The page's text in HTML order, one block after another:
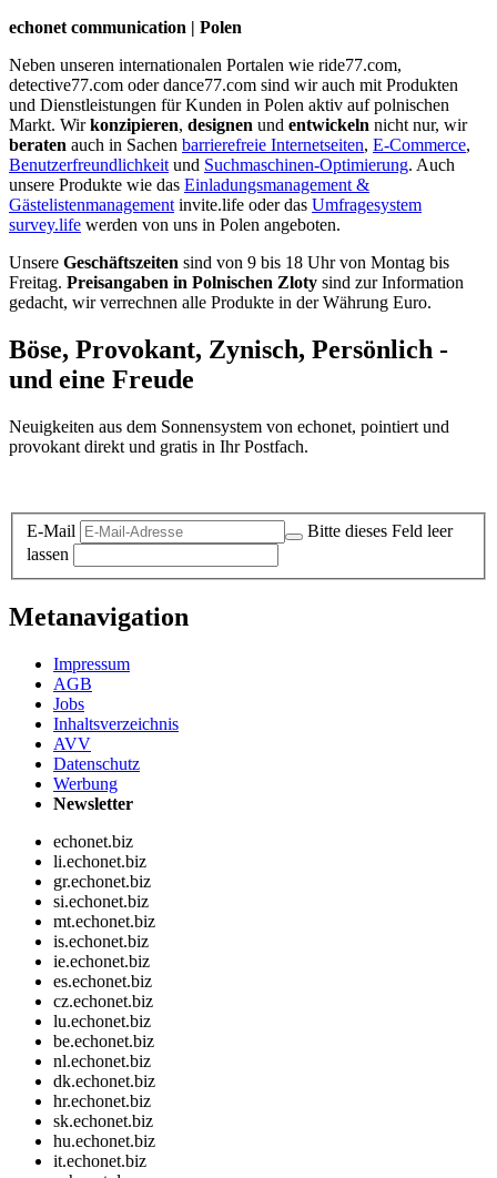
echonet communication | Polen
Neben unseren internationalen Portalen wie ride77.com,
detective77.com oder dance77.com sind wir auch mit Produkten
und Dienstleistungen für Kunden in Polen aktiv auf polnischen
Markt. Wirkonzipieren, designen und entwickeln nicht nur, wir
beraten auch in Sachen barrierefreie Internetseiten, E-Commerce,
Benutzerfreundlichkeit und Suchmaschinen-Optimierung. Auch
unsere Produkte wie das Einladungsmanagement &
Gästelistenmanagement invite.life oder das Umfragesystem
survey.life werden von uns in Polen angeboten.
Unsere Geschäftszeiten sind von 9 bis 18 Uhr von Montag bis
Freitag. Preisangaben in Polnischen Zloty sind zur Information
gedacht, wir verrechnen alle Produkte in der Währung Euro.
Böse, Provokant, Zynisch, Persönlich -
und eine Freude
Neuigkeiten aus dem Sonnensystem von echonet, pointiert und
provokant direkt und gratis in Ihr Postfach.
E-Mail
Bitte dieses Feld leer
lassen
Metanavigation
Impressum
AGB
Jobs
Inhaltsverzeichnis
AVV
Datenschutz
Werbung
Newsletter
echonet.biz
li.echonet.biz
gr.echonet.biz
si.echonet.biz
mt.echonet.biz
is.echonet.biz
ie.echonet.biz
es.echonet.biz
cz.echonet.biz
lu.echonet.biz
be.echonet.biz
nl.echonet.biz
dk.echonet.biz
hr.echonet.biz
sk.echonet.biz
hu.echonet.biz
it.echonet.biz